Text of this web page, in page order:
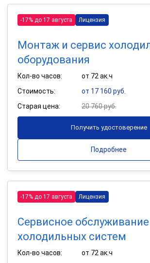
-17% до 17 августа Лицензия
Монтаж и сервис
оборудования
Кол-во часов:
от 72 ак.ч
Стоимость:
от 17 160 руб.
Старая цена:
20 760 руб.
Получить удостоверение
Подробнее
-17% до 17 августа Лицензия
Сервисное обслуживание
холодильных систем
Кол-во часов:
от 72 ак.ч